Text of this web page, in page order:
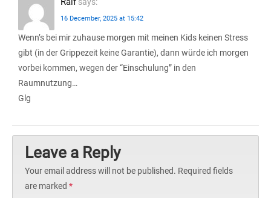
16 December, 2025 at 15:42
Wenn’s bei mir zuhause morgen mit meinen Kids keinen Stress
gibt (in der Grippezeit keine Garantie), dann würde ich morgen
vorbei kommen, wegen der “Einschulung” in den
Raumnutzung…
Glg
Leave a Reply
Your email address will not be published. Required fields
are marked *